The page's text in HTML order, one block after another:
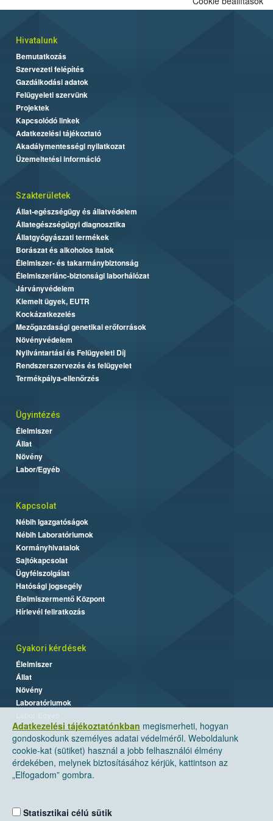
Adatkezelési tájékoztatónkban megismerheti, hogyan
gondoskodunk személyes adatai védelméről. Weboldalunk
cookie-kat (sütiket) használ a jobb felhasználói élmény
érdekében, melynek biztosításához kérjük, kattintson az
„Elfogadom” gombra.
Statisztikai célú sütik
Hivatalunk
Bemutatkozás
Szervezeti felépítés
Gazdálkodási adatok
Felügyeleti szervünk
Projektek
Kapcsolódó linkek
Adatkezelési tájékoztató
Akadálymentességi nyilatkozat
Üzemeltetési információ
Szakterületek
Állat-egészségügy és állatvédelem
Állategészségügyi diagnosztika
Állatgyógyászati termékek
Borászat és alkoholos italok
Élelmiszer- és takarmánybiztonság
Élelmiszerlánc-biztonsági laborhálózat
Járványvédelem
Kiemelt ügyek, EUTR
Kockázatkezelés
Mezőgazdasági genetikai erőforrások
Növényvédelem
Nyilvántartási és Felügyeleti Díj
Rendszerszervezés és felügyelet
Termékpálya-ellenőrzés
Ügyintézés
Élelmiszer
Állat
Növény
Labor/Egyéb
Kapcsolat
Nébih Igazgatóságok
Nébih Laboratóriumok
Kormányhivatalok
Sajtókapcsolat
Ügyfélszolgálat
Hatósági jogsegély
Élelmiszermentő Központ
Hírlevél feliratkozás
Gyakori kérdések
Élelmiszer
Állat
Növény
Laboratóriumok